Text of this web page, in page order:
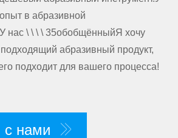
в абразивной
нас \ \ \ \ 35обобщённыйЯ хочу
абразивный продукт,
подходит для вашего процесса!
с нами